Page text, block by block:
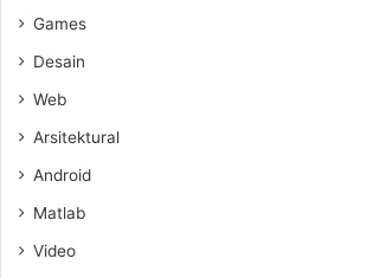
Games
Desain
Web
Arsitektural
Android
Matlab
Video